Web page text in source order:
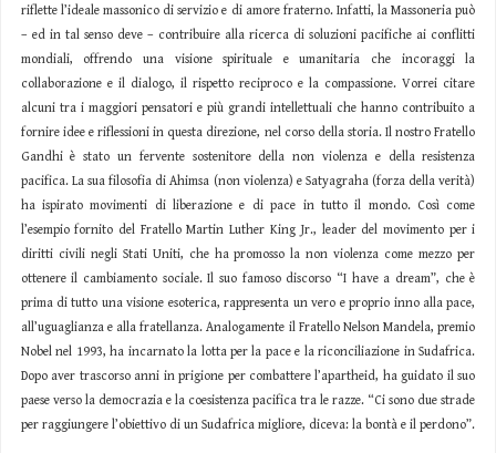
riflette l’ideale massonico di servizio e di amore fraterno. Infatti, la Massoneria può
– ed in tal senso deve – contribuire alla ricerca di soluzioni pacifiche ai conflitti
mondiali, offrendo una visione spirituale e umanitaria che incoraggi la
collaborazione e il dialogo, il rispetto reciproco e la compassione. Vorrei citare
alcuni tra i maggiori pensatori e più grandi intellettuali che hanno contribuito a
fornire idee e riflessioni in questa direzione, nel corso della storia. Il nostro Fratello
Gandhi è stato un fervente sostenitore della non violenza e della resistenza
pacifica. La sua filosofia di Ahimsa (non violenza) e Satyagraha (forza della verità)
ha ispirato movimenti di liberazione e di pace in tutto il mondo. Così come
l’esempio fornito del Fratello Martin Luther King Jr., leader del movimento per i
diritti civili negli Stati Uniti, che ha promosso la non violenza come mezzo per
ottenere il cambiamento sociale. Il suo famoso discorso “I have a dream”, che è
prima di tutto una visione esoterica, rappresenta un vero e proprio inno alla pace,
all’uguaglianza e alla fratellanza. Analogamente il Fratello Nelson Mandela, premio
Nobel nel 1993, ha incarnato la lotta per la pace e la riconciliazione in Sudafrica.
Dopo aver trascorso anni in prigione per combattere l’apartheid, ha guidato il suo
paese verso la democrazia e la coesistenza pacifica tra le razze. “Ci sono due strade
per raggiungere l’obiettivo di un Sudafrica migliore, diceva: la bontà e il perdono”.